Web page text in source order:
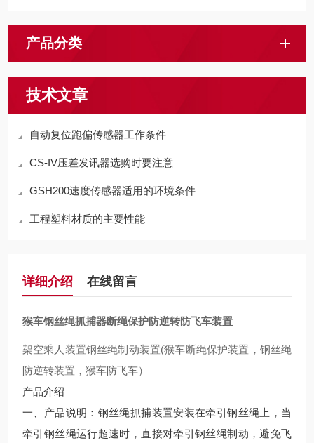
产品分类
技术文章
自动复位跑偏传感器工作条件
CS-IV压差发讯器选购时要注意
GSH200速度传感器适用的环境条件
工程塑料材质的主要性能
详细介绍 在线留言
猴车钢丝绳抓捕器断绳保护防逆转防飞车装置
架空乘人装置钢丝绳制动装置(猴车断绳保护装置，钢丝绳
防逆转装置，猴车防飞车）
产品介绍
一、产品说明：钢丝绳抓捕装置安装在牵引钢丝绳上，当
牵引钢丝绳运行超速时，直接对牵引钢丝绳制动，避免飞